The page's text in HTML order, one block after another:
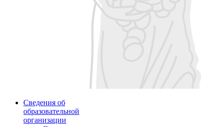
Сведения об
образовательной
организации